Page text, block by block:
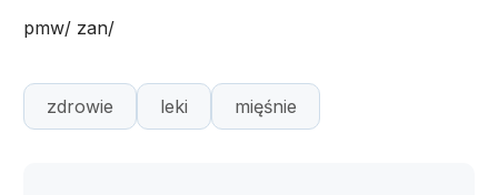
pmw/ zan/
zdrowie leki mięśnie